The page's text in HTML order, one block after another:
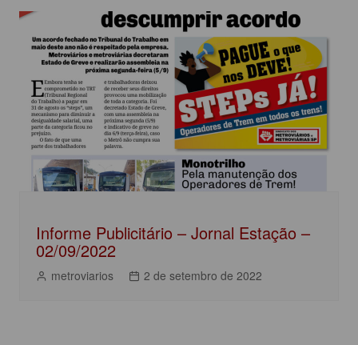
Informe Publicitário – Jornal Estação –
02/09/2022
metroviarios 2 de setembro de 2022